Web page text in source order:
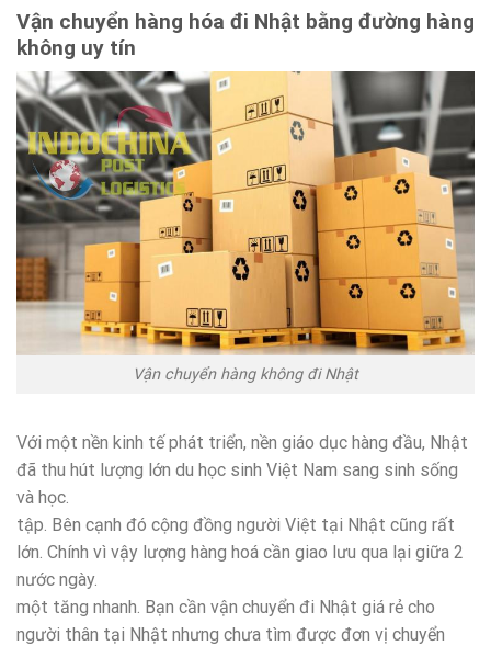
Vận chuyển hàng hóa đi Nhật bằng đường hàng
không uy tín
Vận chuyển hàng không đi Nhật
Với một nền kinh tế phát triển, nền giáo dục hàng đầu, Nhật
đã thu hút lượng lớn du học sinh Việt Nam sang sinh sống
và học.
tập. Bên cạnh đó cộng đồng người Việt tại Nhật cũng rất
lớn. Chính vì vậy lượng hàng hoá cần giao lưu qua lại giữa 2
nước ngày.
một tăng nhanh. Bạn cần vận chuyển đi Nhật giá rẻ cho
người thân tại Nhật nhưng chưa tìm được đơn vị chuyển